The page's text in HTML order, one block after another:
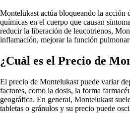
Montelukast actúa bloqueando la acción
químicas en el cuerpo que causan
reducir la liberación de leucotrienos,
inflamación, mejorar la función
¿Cuál es el Precio de
El precio de Montelukast puede variar
factores, como la dosis, la forma
geográfica. En general, Montelukast
tabletas o gránulos y su precio puede